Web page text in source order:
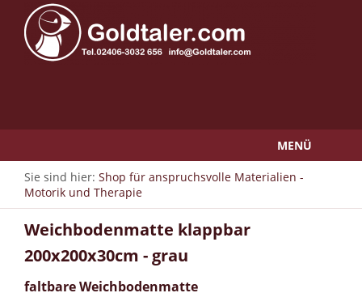
MENÜ
Sie sind hier: Shop für anspruchsvolle Materialien -
Motorik und Therapie
Weichbodenmatte klappbar
200x200x30cm - grau
faltbare Weichbodenmatte